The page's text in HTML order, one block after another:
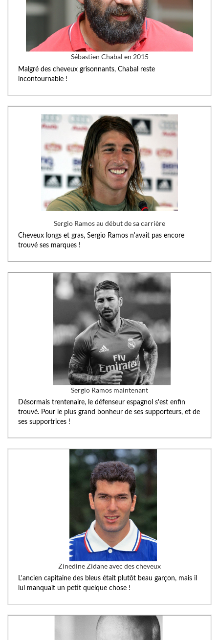
Sébastien Chabal en 2015
Malgré des cheveux grisonnants, Chabal reste
incontournable !
Sergio Ramos au début de sa carrière
Cheveux longs et gras, Sergio Ramos n'avait pas encore
trouvé ses marques !
Sergio Ramos maintenant
Désormais trentenaire, le défenseur espagnol s'est enfin
trouvé. Pour le plus grand bonheur de ses supporteurs, et de
ses supportrices !
Zinedine Zidane avec des cheveux
L'ancien capitaine des bleus était plutôt beau garçon, mais il
lui manquait un petit quelque chose !